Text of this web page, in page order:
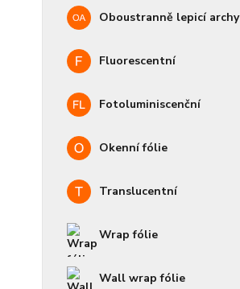
Oboustranně lepicí archy
Fluorescentní
Fotoluminiscenční
Okenní fólie
Translucentní
Wrap fólie
Wall wrap fólie